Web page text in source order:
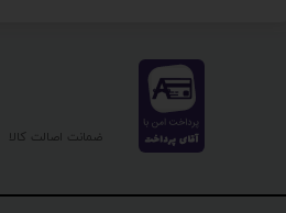
ضمانت اصالت کالا